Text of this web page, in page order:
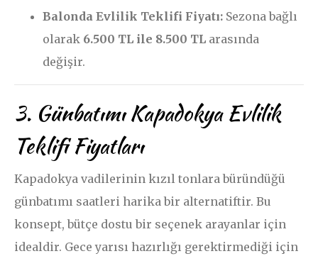
Balonda Evlilik Teklifi Fiyatı: Sezona bağlı
olarak 6.500 TL ile 8.500 TL arasında
değişir.
3. Günbatımı Kapadokya Evlilik
Teklifi Fiyatları
Kapadokya vadilerinin kızıl tonlara büründüğü
günbatımı saatleri harika bir alternatiftir. Bu
konsept, bütçe dostu bir seçenek arayanlar için
idealdir. Gece yarısı hazırlığı gerektirmediği için